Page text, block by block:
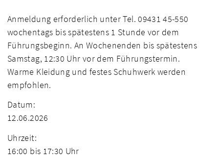
Anmeldung erforderlich unter Tel. 09431 45-550
wochentags bis spätestens 1 Stunde vor dem
Führungsbeginn. An Wochenenden bis spätestens
Samstag, 12:30 Uhr vor dem Führungstermin.
Warme Kleidung und festes Schuhwerk werden
empfohlen.
Datum:
12.06.2026
Uhrzeit:
16:00 bis 17:30 Uhr